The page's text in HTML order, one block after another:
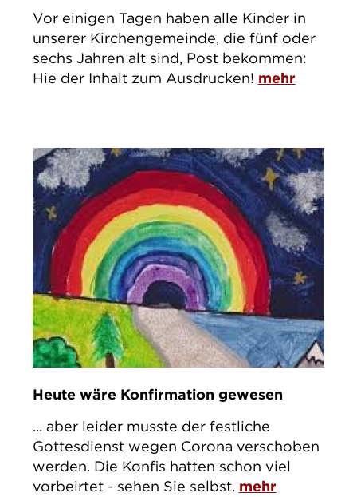
Vor einigen Tagen haben alle Kinder in
unserer Kirchengemeinde, die fünf oder
sechs Jahren alt sind, Post bekommen:
Hie der Inhalt zum Ausdrucken! mehr
Heute wäre Konfirmation gewesen
... aber leider musste der festliche
Gottesdienst wegen Corona verschoben
werden. Die Konfis hatten schon viel
vorbeirtet - sehen Sie selbst. mehr